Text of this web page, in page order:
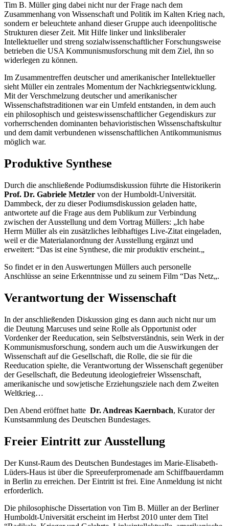
Tim B. Müller ging dabei nicht nur der Frage nach dem
Zusammenhang von Wissenschaft und Politik im Kalten Krieg nach,
sondern er beleuchtete anhand dieser Gruppe auch ideenpolitische
Strukturen dieser Zeit. Mit Hilfe linker und linksliberaler
Intellektueller und streng sozialwissenschaftlicher Forschungsweise
betrieben die USA Kommunismusforschung mit dem Ziel, ihn so
widerlegen zu können.
Im Zusammentreffen deutscher und amerikanischer Intellektueller
sieht Müller ein zentrales Momentum der Nachkriegsentwicklung.
Mit der Verschmelzung deutscher und amerikanischer
Wissenschaftstraditionen war ein Umfeld entstanden, in dem auch
ein philosophisch und geisteswissenschaftlicher Gegendiskurs zur
vorherrschenden dominanten behavioristischen Wissenschaftskultur
und dem damit verbundenen wissenschaftlichen Antikommunismus
möglich war.
Produktive Synthese
Durch die anschließende Podiumsdiskussion führte die Historikerin
Prof. Dr. Gabriele Metzler von der Humboldt-Universität.
Dammbeck, der zu dieser Podiumsdiskussion geladen hatte,
antwortete auf die Frage aus dem Publikum zur Verbindung
zwischen der Ausstellung und dem Vortrag Müllers: „Ich habe
Herrn Müller als ein zusätzliches leibhaftiges Live-Zitat eingeladen,
weil er die Materialanordnung der Ausstellung ergänzt und
erweitert: “Das ist eine Synthese, die mir produktiv erscheint.„
So findet er in den Auswertungen Müllers auch personelle
Anschlüsse an seine Erkenntnisse und zu seinem Film “Das Netz„.
Verantwortung der Wissenschaft
In der anschließenden Diskussion ging es dann auch nicht nur um
die Deutung Marcuses und seine Rolle als Opportunist oder
Vordenker der Reeducation, sein Selbstverständnis, sein Werk in der
Kommunismusforschung, sondern auch um die Auswirkungen der
Wissenschaft auf die Gesellschaft, die Rolle, die sie für die
Reeducation spielte, die Verantwortung der Wissenschaft gegenüber
der Gesellschaft, die Bedeutung ideologiefreier Wissenschaft,
amerikanische und sowjetische Erziehungsziele nach dem Zweiten
Weltkrieg…
Den Abend eröffnet hatte Dr. Andreas Kaernbach, Kurator der
Kunstsammlung des Deutschen Bundestages.
Freier Eintritt zur Ausstellung
Der Kunst-Raum des Deutschen Bundestages im Marie-Elisabeth-
Lüders-Haus ist über die Spreeuferpromenade am Schiffbauerdamm
in Berlin zu erreichen. Der Eintritt ist frei. Eine Anmeldung ist nicht
erforderlich.
Die philosophische Dissertation von Tim B. Müller an der Berliner
Humboldt-Universität erscheint im Herbst 2010 unter dem Titel